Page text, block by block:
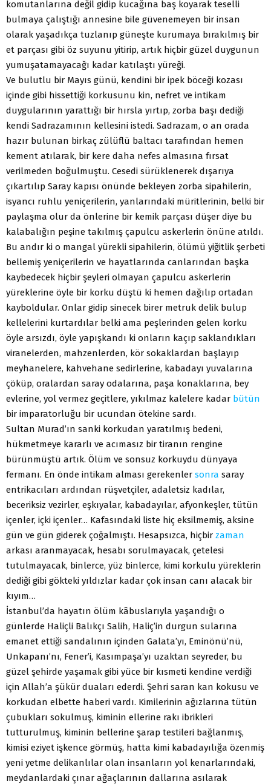
komutanlarına değil gidip kucağına baş koyarak teselli
bulmaya çalıştığı annesine bile güvenemeyen bir insan
olarak yaşadıkça tuzlanıp güneşte kurumaya bırakılmış bir
et parçası gibi öz suyunu yitirip, artık hiçbir güzel duygunun
yumuşatamayacağı kadar katılaştı yüreği.
Ve bulutlu bir Mayıs günü, kendini bir ipek böceği kozası
içinde gibi hissettiği korkusunu kin, nefret ve intikam
duygularının yarattığı bir hırsla yırtıp, zorba başı dediği
kendi Sadrazamının kellesini istedi. Sadrazam, o an orada
hazır bulunan birkaç zülüflü baltacı tarafından hemen
kement atılarak, bir kere daha nefes almasına fırsat
verilmeden boğulmuştu. Cesedi sürüklenerek dışarıya
çıkartılıp Saray kapısı önünde bekleyen zorba sipahilerin,
isyancı ruhlu yeniçerilerin, yanlarındaki müritlerinin, belki bir
paylaşma olur da önlerine bir kemik parçası düşer diye bu
kalabalığın peşine takılmış çapulcu askerlerin önüne atıldı.
Bu andır ki o mangal yürekli sipahilerin, ölümü yiğitlik şerbeti
bellemiş yeniçerilerin ve hayatlarında canlarından başka
kaybedecek hiçbir şeyleri olmayan çapulcu askerlerin
yüreklerine öyle bir korku düştü ki hemen dağılıp ortadan
kayboldular. Onlar gidip sinecek birer metruk delik bulup
kellelerini kurtardılar belki ama peşlerinden gelen korku
öyle arsızdı, öyle yapışkandı ki onların kaçıp saklandıkları
viranelerden, mahzenlerden, kör sokaklardan başlayıp
meyhanelere, kahvehane sedirlerine, kabadayı yuvalarına
çöküp, oralardan saray odalarına, paşa konaklarına, bey
evlerine, yol vermez geçitlere, yıkılmaz kalelere kadar bütün
bir imparatorluğu bir ucundan ötekine sardı.
Sultan Murad’ın sanki korkudan yaratılmış bedeni,
hükmetmeye kararlı ve acımasız bir tiranın rengine
bürünmüştü artık. Ölüm ve sonsuz korkuydu dünyaya
fermanı. En önde intikam alması gerekenler sonra saray
entrikacıları ardından rüşvetçiler, adaletsiz kadılar,
beceriksiz vezirler, eşkıyalar, kabadayılar, afyonkeşler, tütün
içenler, içki içenler… Kafasındaki liste hiç eksilmemiş, aksine
gün ve gün giderek çoğalmıştı. Hesapsızca, hiçbir zaman
arkası aranmayacak, hesabı sorulmayacak, çetelesi
tutulmayacak, binlerce, yüz binlerce, kimi korkulu yüreklerin
dediği gibi gökteki yıldızlar kadar çok insan canı alacak bir
kıyım…
İstanbul’da hayatın ölüm kâbuslarıyla yaşandığı o
günlerde Haliçli Balıkçı Salih, Haliç’in durgun sularına
emanet ettiği sandalının içinden Galata’yı, Eminönü’nü,
Unkapanı’nı, Fener’i, Kasımpaşa’yı uzaktan seyreder, bu
güzel şehirde yaşamak gibi yüce bir kısmeti kendine verdiği
için Allah’a şükür duaları ederdi. Şehri saran kan kokusu ve
korkudan elbette haberi vardı. Kimilerinin ağızlarına tütün
çubukları sokulmuş, kiminin ellerine rakı ibrikleri
tutturulmuş, kiminin bellerine şarap testileri bağlanmış,
kimisi eziyet işkence görmüş, hatta kimi kabadayılığa özenmiş
yeni yetme delikanlılar olan insanların yol kenarlarındaki,
meydanlardaki çınar ağaçlarının dallarına asılarak